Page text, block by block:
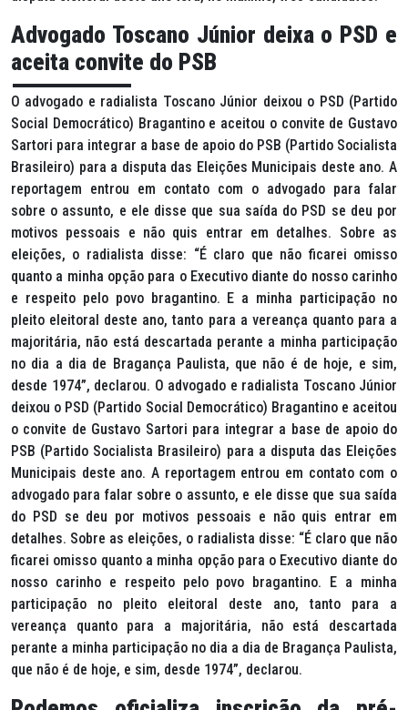
Advogado Toscano Júnior deixa o PSD e
aceita convite do PSB
O advogado e radialista Toscano Júnior deixou o PSD (Partido
Social Democrático) Bragantino e aceitou o convite de Gustavo
Sartori para integrar a base de apoio do PSB (Partido Socialista
Brasileiro) para a disputa das Eleições Municipais deste ano. A
reportagem entrou em contato com o advogado para falar
sobre o assunto, e ele disse que sua saída do PSD se deu por
motivos pessoais e não quis entrar em detalhes. Sobre as
eleições, o radialista disse: “É claro que não ficarei omisso
quanto a minha opção para o Executivo diante do nosso carinho
e respeito pelo povo bragantino. E a minha participação no
pleito eleitoral deste ano, tanto para a vereança quanto para a
majoritária, não está descartada perante a minha participação
no dia a dia de Bragança Paulista, que não é de hoje, e sim,
desde 1974”, declarou. O advogado e radialista Toscano Júnior
deixou o PSD (Partido Social Democrático) Bragantino e aceitou
o convite de Gustavo Sartori para integrar a base de apoio do
PSB (Partido Socialista Brasileiro) para a disputa das Eleições
Municipais deste ano. A reportagem entrou em contato com o
advogado para falar sobre o assunto, e ele disse que sua saída
do PSD se deu por motivos pessoais e não quis entrar em
detalhes. Sobre as eleições, o radialista disse: “É claro que não
ficarei omisso quanto a minha opção para o Executivo diante do
nosso carinho e respeito pelo povo bragantino. E a minha
participação no pleito eleitoral deste ano, tanto para a
vereança quanto para a majoritária, não está descartada
perante a minha participação no dia a dia de Bragança Paulista,
que não é de hoje, e sim, desde 1974”, declarou.